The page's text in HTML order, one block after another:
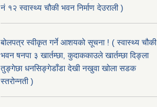
नं १२ स्वास्थ्य चौकी भवन निर्माण देउराली )
बोलपत्र स्वीकृत गर्ने आशयको सूचना ! ( स्वास्थ्य चौकी
भवन षनपा ३ खार्तम्छा, कुदाककाउले खार्तम्छा दिङ्ला
तुङ्गेछा धनसिङ्गेडाँडा देखी नखुवा खोला सडक
स्तरोन्नती )